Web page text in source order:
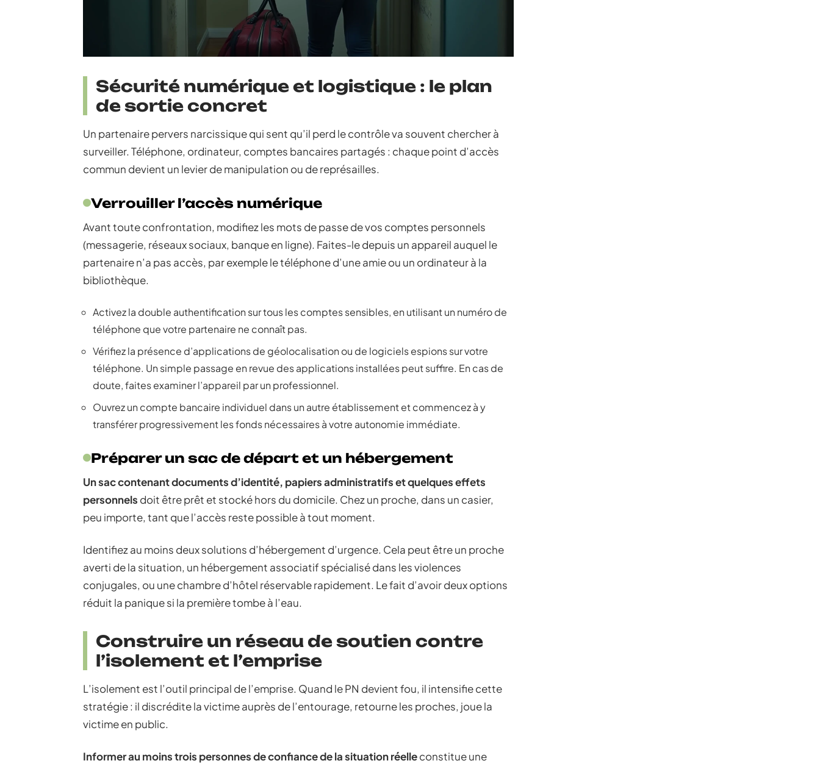
Sécurité numérique et logistique : le plan
de sortie concret
Un partenaire pervers narcissique qui sent qu’il perd le contrôle va souvent chercher à
surveiller. Téléphone, ordinateur, comptes bancaires partagés : chaque point d’accès
commun devient un levier de manipulation ou de représailles.
Verrouiller l’accès numérique
Avant toute confrontation, modifiez les mots de passe de vos comptes personnels
(messagerie, réseaux sociaux, banque en ligne). Faites-le depuis un appareil auquel le
partenaire n’a pas accès, par exemple le téléphone d’une amie ou un ordinateur à la
bibliothèque.
Activez la double authentification sur tous les comptes sensibles, en utilisant un numéro de
téléphone que votre partenaire ne connaît pas.
Vérifiez la présence d’applications de géolocalisation ou de logiciels espions sur votre
téléphone. Un simple passage en revue des applications installées peut suffire. En cas de
doute, faites examiner l’appareil par un professionnel.
Ouvrez un compte bancaire individuel dans un autre établissement et commencez à y
transférer progressivement les fonds nécessaires à votre autonomie immédiate.
Préparer un sac de départ et un hébergement
Un sac contenant documents d’identité, papiers administratifs et quelques effets
personnels doit être prêt et stocké hors du domicile. Chez un proche, dans un casier,
peu importe, tant que l’accès reste possible à tout moment.
Identifiez au moins deux solutions d’hébergement d’urgence. Cela peut être un proche
averti de la situation, un hébergement associatif spécialisé dans les violences
conjugales, ou une chambre d’hôtel réservable rapidement. Le fait d’avoir deux options
réduit la panique si la première tombe à l’eau.
Construire un réseau de soutien contre
l’isolement et l’emprise
L’isolement est l’outil principal de l’emprise. Quand le PN devient fou, il intensifie cette
stratégie : il discrédite la victime auprès de l’entourage, retourne les proches, joue la
victime en public.
Informer au moins trois personnes de confiance de la situation réelleconstitue une